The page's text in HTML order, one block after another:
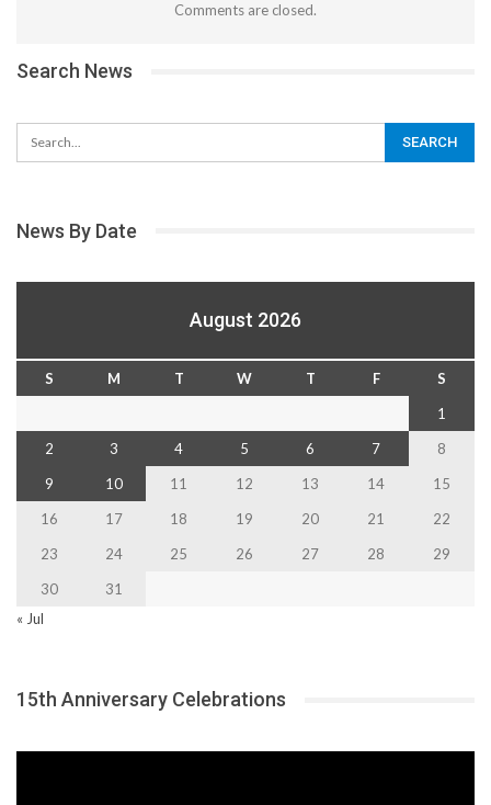
Comments are closed.
Search News
News By Date
August 2026
S M T W T F
S
1
2
3 4 5 6 7
8
9
10 11 12 13 14
15
16
17 18 19 20 21
22
23
24 25 26 27 28
29
30
31
« Jul
15th Anniversary Celebrations